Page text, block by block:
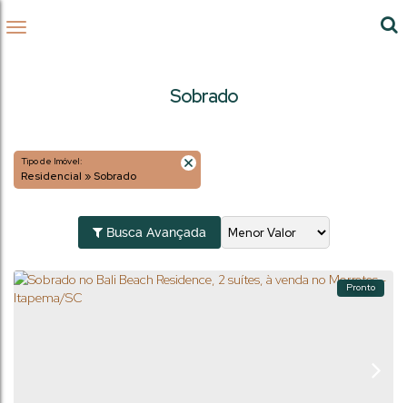
Sobrado
Tipo de Imóvel:
Residencial » Sobrado
Busca Avançada
Pronto